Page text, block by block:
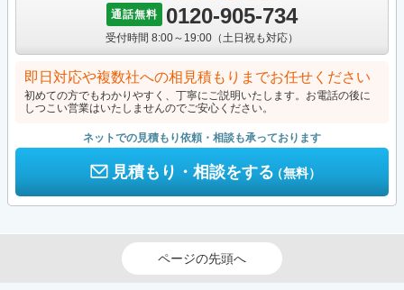
通話無料 0120-905-734
受付時間 8:00～19:00（土日祝も対応）
即日対応や複数社への相見積もりまでお任せください
初めての方でもわかりやすく、丁寧にご説明いたします。お電話の後に
しつこい営業はいたしませんのでご安心ください。
ネットでの見積もり依頼・相談も承っております
見積もり・相談をする（無料）
ページの先頭へ